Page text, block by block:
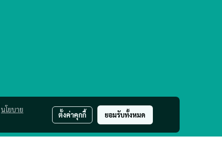
นโยบาย
ตั้งค่าคุกกี้ ยอมรับทั้งหมด